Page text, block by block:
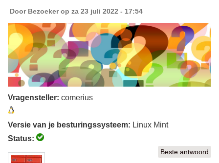
Door Bezoekerop za 23 juli 2022 - 17:54
Vragensteller: comerius
Versie van je besturingssysteem: Linux Mint
Status:
Beste antwoord